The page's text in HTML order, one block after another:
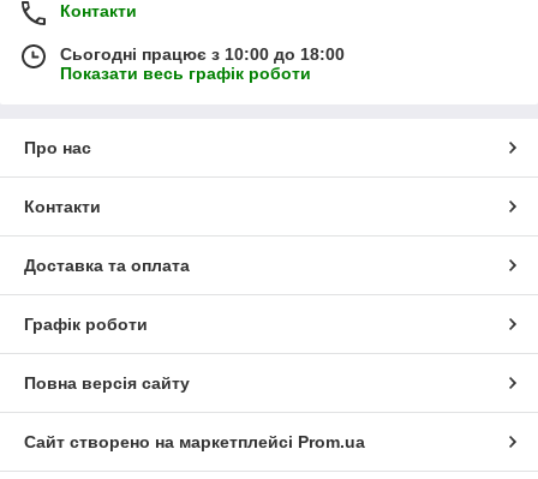
Контакти
Сьогодні працює з 10:00 до 18:00
Показати весь графік роботи
Про нас
Контакти
Доставка та оплата
Графік роботи
Повна версія сайту
Сайт створено на маркетплейсі Prom.ua